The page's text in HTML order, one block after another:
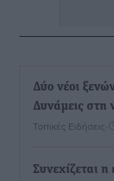
Δύο νέοι
Δυνάμεις στη
Τοπικές Ειδήσεις
Συνεχίζεται